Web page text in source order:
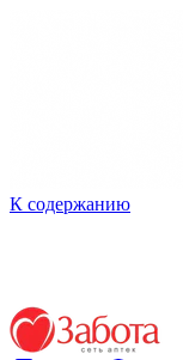
К содержанию